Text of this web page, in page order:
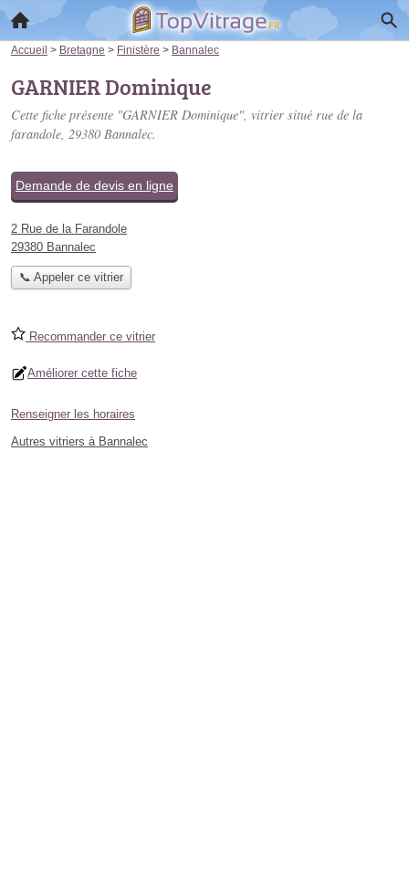
Accueil > Bretagne > Finistère > Bannalec
GARNIER Dominique
Cette fiche présente "GARNIER Dominique", vitrier situé rue de la
farandole, 29380 Bannalec.
Demande de devis en ligne
2 Rue de la Farandole
29380 Bannalec
📞 Appeler ce vitrier
Recommander ce vitrier
Améliorer cette fiche
Renseigner les horaires
Autres vitriers à Bannalec